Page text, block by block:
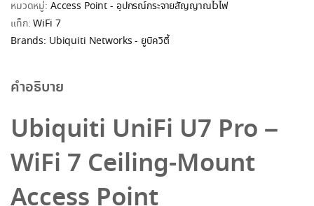
หมวดหมู่: Access Point - อุปกรณ์กระจายสัญญาณไวไฟ
แท็ก:WiFi 7
Brands: Ubiquiti Networks - ยูบิควิตี้
คำอธิบาย
Ubiquiti UniFi U7 Pro –
WiFi 7 Ceiling-Mount
Access Point